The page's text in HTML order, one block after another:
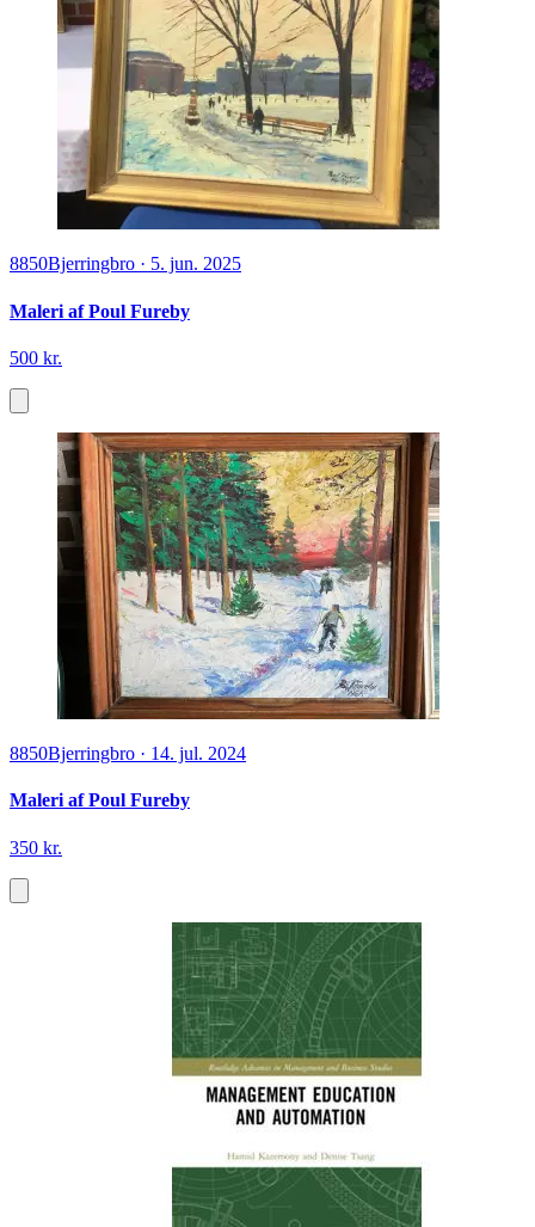
8850Bjerringbro · 5. jun. 2025
Maleri af Poul Fureby
500 kr.
8850Bjerringbro · 14. jul. 2024
Maleri af Poul Fureby
350 kr.